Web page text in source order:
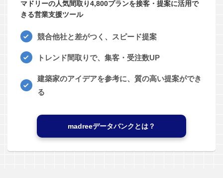
マドリーの人気間取り4,800プランを接客・提案に活用で
きる営業支援ツール
競合他社と差がつく、スピード提案
トレンド間取りで、集客・受注数UP
建築家のアイデアを参考に、質の高い提案ができ
る
madreeデータバンクとは？